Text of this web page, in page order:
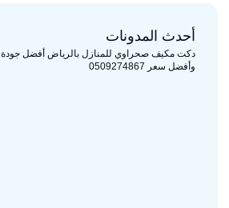
أحدث المدونات
دكت مكيف صحراوي للمنازل بالرياض أفضل جودة
وأفضل سعر 0509274867